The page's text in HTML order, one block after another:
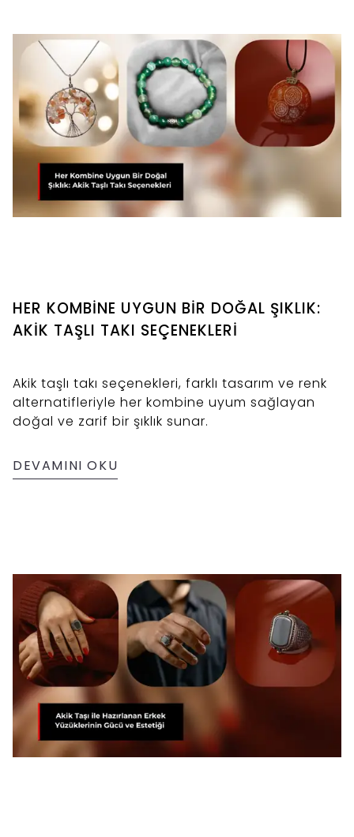
HER KOMBİNE UYGUN BİR DOĞAL ŞIKLIK:
AKİK TAŞLI TAKI SEÇENEKLERİ
Akik taşlı takı seçenekleri, farklı tasarım ve renk
alternatifleriyle her kombine uyum sağlayan
doğal ve zarif bir şıklık sunar.
DEVAMINI OKU